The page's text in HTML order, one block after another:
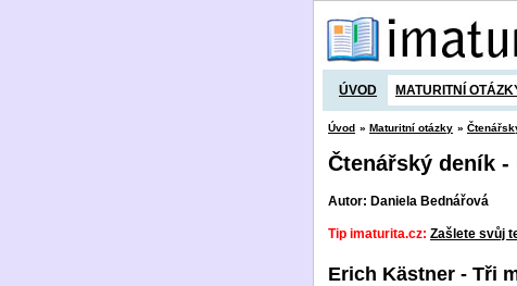
ÚVOD MATURITNÍ
Úvod » Maturitní otázky »
Čtenářský deník
Autor: Daniela Bednářová
Tip imaturita.cz: Zašlete svůj
Erich Kästner - Tři